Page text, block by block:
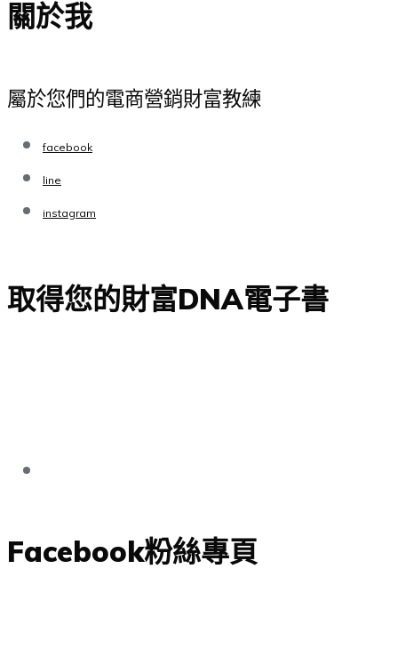
關於我
屬於您們的電商營銷財富教練
facebook
line
instagram
取得您的財富DNA電子書
Facebook粉絲專頁